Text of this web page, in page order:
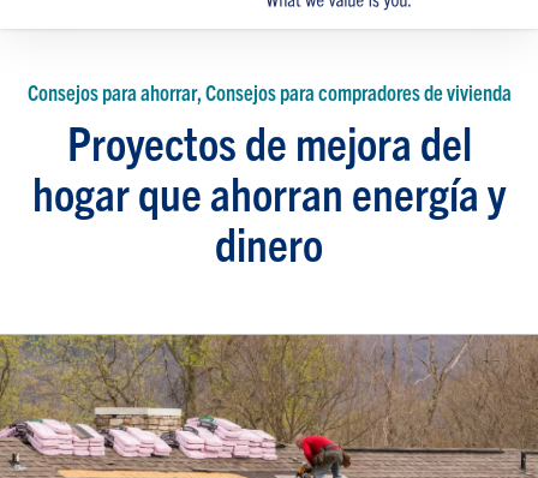
Consejos para ahorrar, Consejos para compradores de vivienda
Proyectos de mejora del
hogar que ahorran energía y
dinero